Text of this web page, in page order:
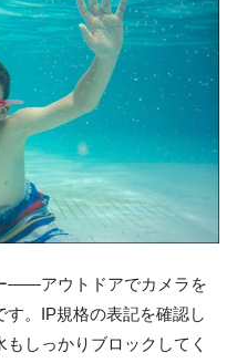
——アウトドアでカメラを
。IP規格の表記を確認し
しっかりブロックしてく